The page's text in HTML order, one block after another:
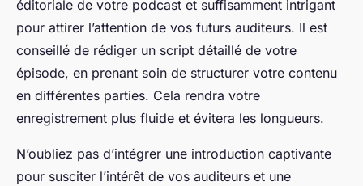
éditoriale de votre podcast et suffisamment intrigant
pour attirer l’attention de vos futurs auditeurs. Il est
conseillé de rédiger un script détaillé de votre
épisode, en prenant soin de structurer votre contenu
en différentes parties. Cela rendra votre
enregistrement plus fluide et évitera les longueurs.
N’oubliez pas d’intégrer une introduction captivante
pour susciter l’intérêt de vos auditeurs et une